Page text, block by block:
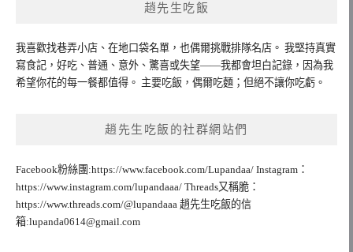
趙先生吃飯
我喜歡找巷弄小店、在地口袋名單，也偶爾挑戰排隊名店。 我堅持真實
寫食記，好吃、普通、意外、驚喜或失望——我都會坦白記錄，因為我
希望你花的每一餐都值得。 主要吃飯，偶爾吃麵；但絕不讓你吃虧。
趙先生吃飯的社群網站們
Facebook粉絲團:https://www.facebook.com/Lupandaa/ Instagram：
https://www.instagram.com/lupandaaa/ Threads又稱脆：
https://www.threads.com/@lupandaaa 趙先生吃飯的信
箱:lupanda0614@gmail.com